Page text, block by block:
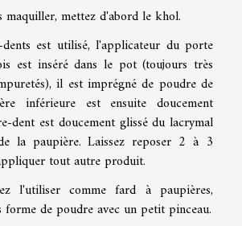
maquiller, mettez d'abord le khol.
est utilisé, l'applicateur du porte
est inséré dans le pot (toujours très
il est imprégné de poudre de
inférieure est ensuite doucement
dent est doucement glissé du lacrymal
la paupière. Laissez reposer 2 à 3
tout autre produit.
l'utiliser comme fard à paupières,
de poudre avec un petit pinceau.